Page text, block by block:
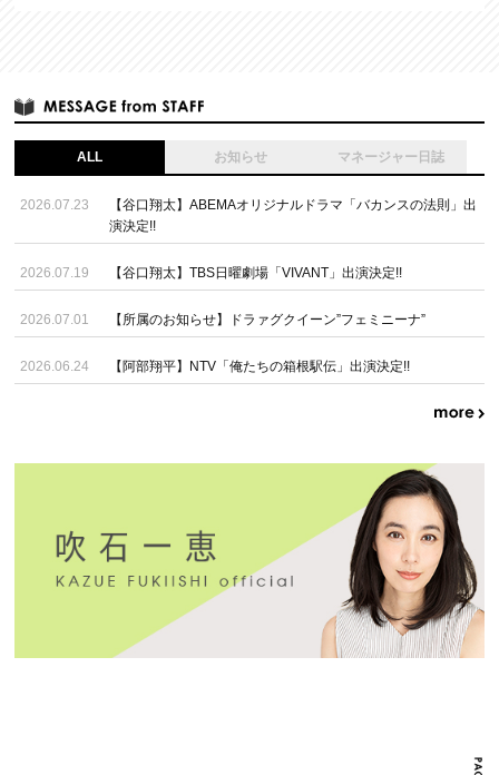
ALL お知らせ マネージャー日誌
2026.07.23
【谷口翔太】ABEMAオリジナルドラマ「バカンスの法則」出
演決定!!
2026.07.19 【谷口翔太】TBS日曜劇場「VIVANT」出演決定!!
2026.07.01 【所属のお知らせ】ドラァグクイーン”フェミニーナ”
2026.06.24 【阿部翔平】NTV「俺たちの箱根駅伝」出演決定!!